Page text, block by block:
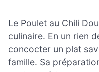
Le Poulet au Chili
culinaire. En un rien
concocter un plat
famille. Sa